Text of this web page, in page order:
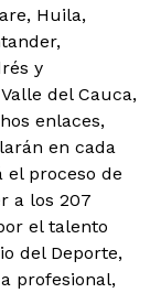
Huila,
y
del Cauca,
enlaces,
en cada
el proceso de
a los 207
el talento
del Deporte,
profesional,